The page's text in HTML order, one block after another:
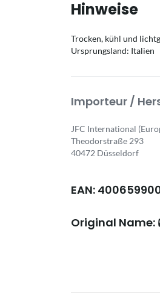
Hinweise
Trocken, kühl und
Ursprungsland: Italien
Importeur /
JFC International
Theodorstraße 293
40472 Düsseldorf
EAN:
Original Name: